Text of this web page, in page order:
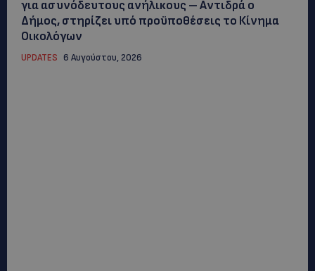
για ασυνόδευτους ανήλικους – Αντιδρά ο
Δήμος, στηρίζει υπό προϋποθέσεις το Κίνημα
Οικολόγων
UPDATES 6 Αυγούστου, 2026